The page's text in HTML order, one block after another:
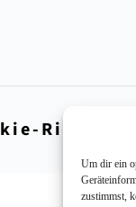
Um dir ein
zustimmst,